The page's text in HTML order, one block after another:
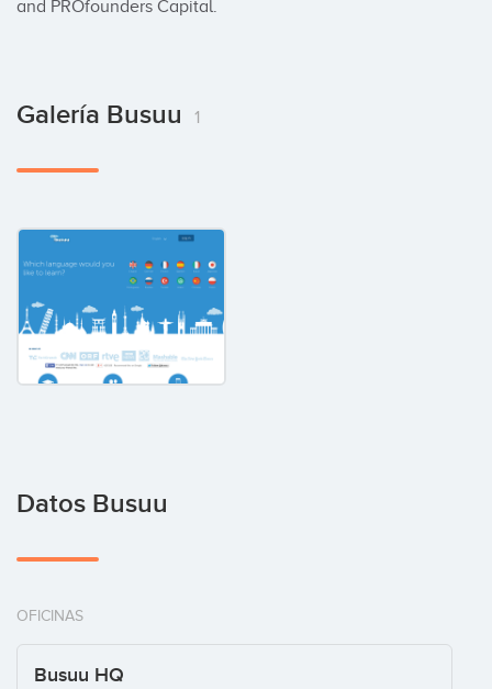
and PROfounders Capital.
Galería Busuu 1
Datos Busuu
OFICINAS
Busuu HQ